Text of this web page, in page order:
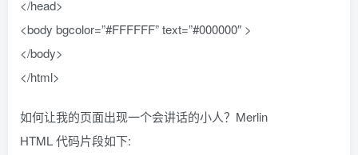
</head>
<body bgcolor=”#FFFFFF” text=”#000000″ >
</body>
</html>
如何让我的页面出现一个会讲话的小人？Merlin
HTML 代码片段如下: